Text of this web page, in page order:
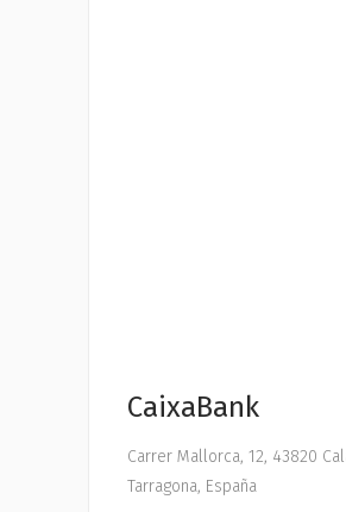
CaixaBank
Carrer Mallorca, 12, 43820
Tarragona, España